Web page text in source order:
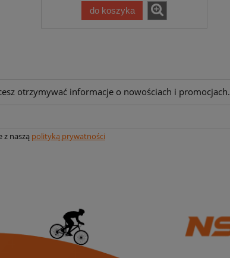
do koszyka
otrzymywać informacje o nowościach i promocjach.
z naszą polityką prywatności